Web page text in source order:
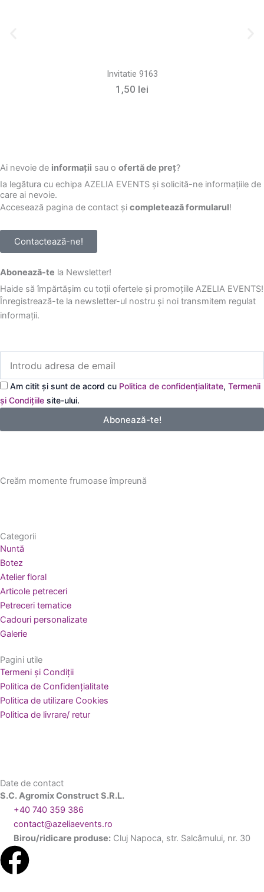
Invitatie 9163
1,50 lei
Ai nevoie de informații sau o ofertă de preț?
Ia legătura cu echipa AZELIA EVENTS și solicită-ne informațiile de
care ai nevoie.
Accesează pagina de contact și completează formularul!
Contactează-ne!
Abonează-te la Newsletter!
Haide să împărtășim cu toții ofertele și promoțiile AZELIA EVENTS!
Înregistrează-te la newsletter-ul nostru și noi transmitem regulat
informații.
adresa
de
email
Am citit și sunt de acord cu Politica de confidențialitate, Termenii
și Condițiile site-ului.
Abonează-te!
Creăm momente frumoase împreună
Categorii
Nuntă
Botez
Atelier floral
Articole petreceri
Petreceri tematice
Cadouri personalizate
Galerie
Pagini utile
Termeni și Condiții
Politica de Confidențialitate
Politica de utilizare Cookies
Politica de livrare/ retur
Date de contact
S.C. Agromix Construct S.R.L.
+40 740 359 386
contact@azeliaevents.ro
Birou/ridicare produse: Cluj Napoca, str. Salcâmului, nr. 30
F